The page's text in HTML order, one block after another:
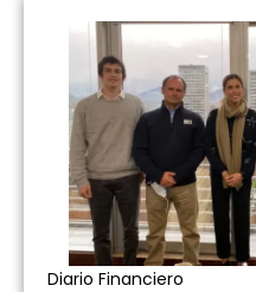
Diario Financiero